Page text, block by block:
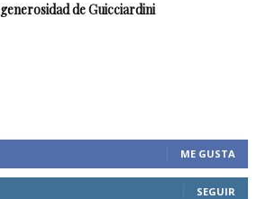
de Guicciardini
ME GUSTA
SEGUIR